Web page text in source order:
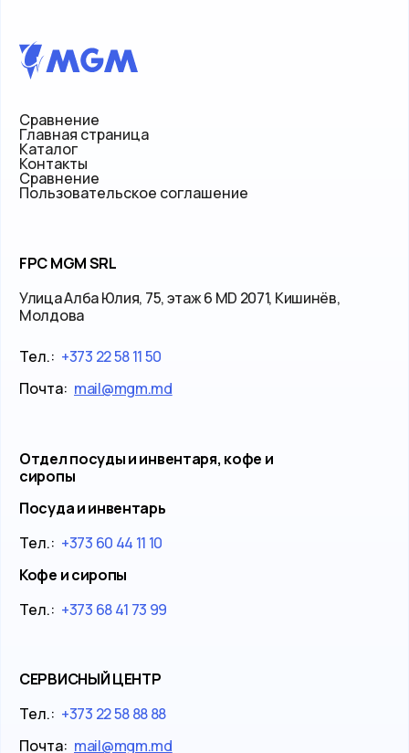
Сравнение
Главная страница
Каталог
Контакты
Сравнение
Пользовательское соглашение
FPC MGM SRL
Улица Алба Юлия, 75, этаж 6 MD 2071, Кишинёв,
Молдова
Тел.: +373 22 58 11 50
Почта: mail@mgm.md
Отдел посуды и инвентаря, кофе и
сиропы
Посуда и инвентарь
Тел.: +373 60 44 11 10
Кофе и сиропы
Тел.: +373 68 41 73 99
СЕРВИСНЫЙ ЦЕНТР
Тел.: +373 22 58 88 88
Почта: mail@mgm.md